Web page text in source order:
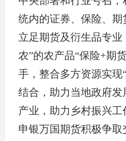
统内的证券、保险、期
立足期货及衍生品专业
农”的农产品“保险+期
手，整合多方资源实现
结合，助力当地政府发
产业，助力乡村振兴工
申银万国期货积极争